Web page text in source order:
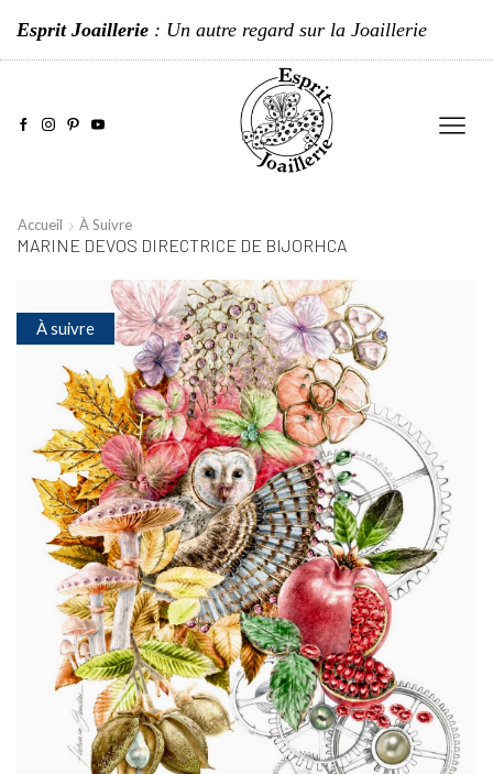
Esprit Joaillerie : Un autre regard sur la Joaillerie
Accueil À Suivre
MARINE DEVOS DIRECTRICE DE BIJORHCA
À suivre